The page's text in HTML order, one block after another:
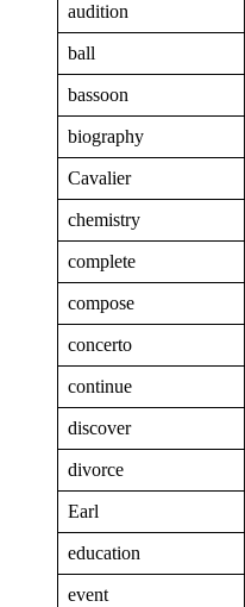
audition
ball
bassoon
biography
Cavalier
chemistry
complete
compose
concerto
continue
discover
divorce
Earl
education
event